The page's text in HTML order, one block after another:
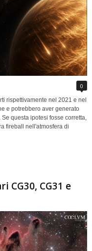
0
rispettivamente nel 2021 e nel
e potrebbero aver generato
questa ipotesi fosse corretta,
fireball nell'atmosfera di
CG30, CG31 e